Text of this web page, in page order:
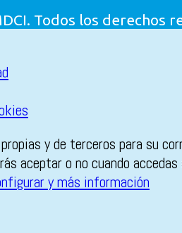
Todos los derechos
y de terceros para su
aceptar o no cuando
y más información